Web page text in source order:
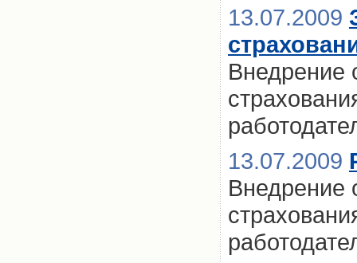
13.07.2009
Внедрение
13.07.2009
Внедрение